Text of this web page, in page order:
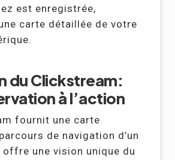
est enregistrée,
carte détaillée de votre
du Clickstream:
à l’action
fournit une carte
de navigation d’un
une vision unique du